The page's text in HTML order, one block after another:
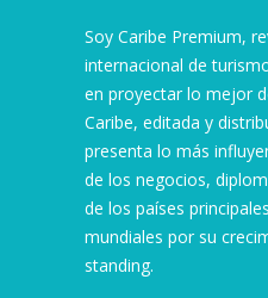
Soy Caribe Premium,
internacional de
en proyectar lo mejor
Caribe, editada y
presenta lo más
de los negocios,
de los países
mundiales por su
standing.